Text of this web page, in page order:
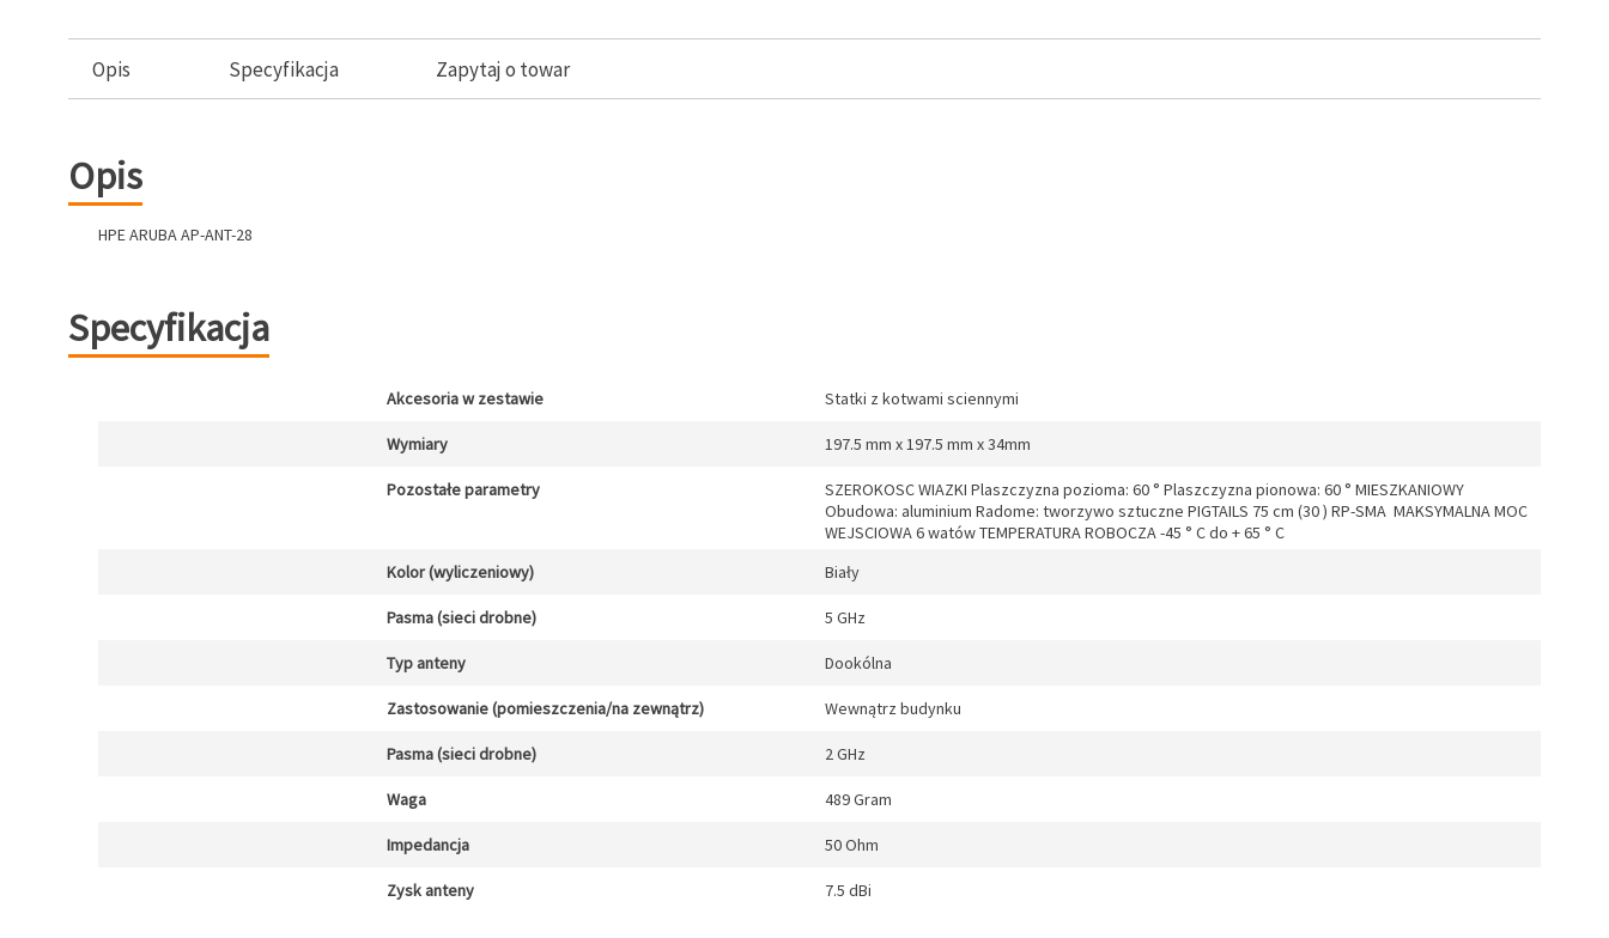
Opis Specyfikacja Zapytaj o towar
Opis
HPE ARUBA AP-ANT-28
Specyfikacja
Akcesoria w zestawie Statki z kotwami sciennymi
Wymiary 197.5 mm x 197.5 mm x 34mm
Pozostałe parametry
SZEROKOSC WIAZKI Plaszczyzna pozioma: 60 ° Plaszczyzna pionowa: 60 ° MIESZKANIOWY
Obudowa: aluminium Radome: tworzywo sztuczne PIGTAILS 75 cm (30 ) RP-SMA MAKSYMALNA MOC
WEJSCIOWA 6 watów TEMPERATURA ROBOCZA -45 ° C do + 65 ° C
Kolor (wyliczeniowy)
Biały
Pasma (sieci drobne) 5 GHz
Typ anteny Dookólna
Zastosowanie (pomieszczenia/na zewnątrz) Wewnątrz budynku
Pasma (sieci drobne) 2 GHz
Waga 489 Gram
Impedancja 50 Ohm
Zysk anteny 7.5 dBi